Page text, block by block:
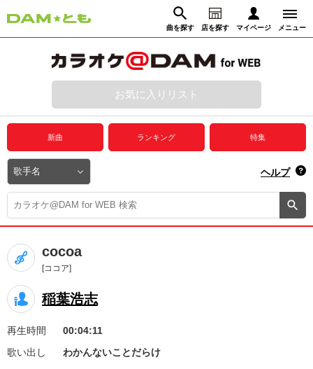
曲を探す 店を探す マイページ メニュー
動画からさがす 録音からさがす
ログイン
プレミアムサービス
DAM★とも動画
DAM★とも録音
カラオケ＠DAM
ユーザー検索
キャンペーン
お知らせ よくあるご質問
お気に入りリスト
新曲 ランキング 特集
ヘルプ
cocoa
[ココア]
稲葉浩志
再生時間
00:04:11
歌い出し
わかんないことだらけ